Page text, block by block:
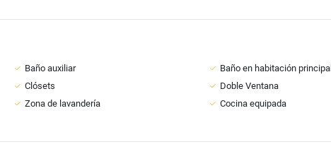
Baño auxiliar
Baño en habitación principal
Clósets
Doble Ventana
Zona de lavandería
Cocina equipada